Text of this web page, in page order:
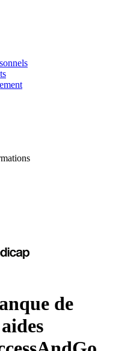
de